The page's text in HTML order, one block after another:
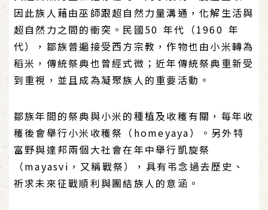
因此族人藉由巫師跟超自然力量溝通，化解生活與
超自然力之間的衝突。民國50 年代（1960 年
代），鄒族普遍接受西方宗教，作物也由小米轉為
稻米，傳統祭典也曾經式微；近年傳統祭典重新受
到重視，並且成為凝聚族人的重要活動。
鄒族年間的祭典與小米的種植及收穫有關，每年收
穫後會舉行小米收穫祭（homeyaya）。另外特
富野與達邦兩個大社會在年中舉行凱旋祭
（mayasvi，又稱戰祭），具有弔念過去歷史、
祈求未來征戰順利與團結族人的意涵。